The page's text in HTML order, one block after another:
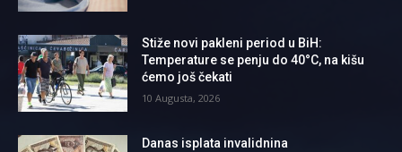
Stiže novi pakleni period u BiH:
Temperature se penju do 40°C, na kišu
ćemo još čekati
10 Augusta, 2026
Danas isplata invalidnina